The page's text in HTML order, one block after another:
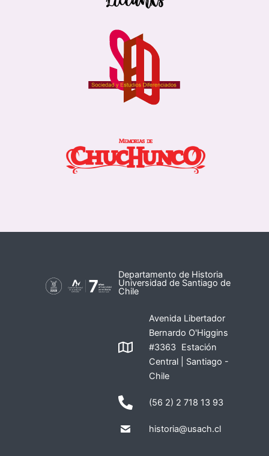
Departamento de Historia
Universidad de Santiago de
Chile
Avenida Libertador
Bernardo O'Higgins
#3363 Estación
Central | Santiago -
Chile
(56 2) 2 718 13 93
historia@usach.cl